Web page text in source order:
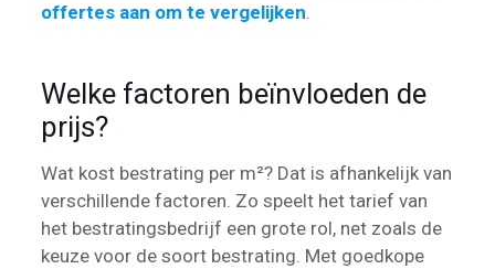
offertes aan om te vergelijken.
Welke factoren beïnvloeden de
prijs?
Wat kost bestrating per m²? Dat is afhankelijk van
verschillende factoren. Zo speelt het tarief van
het bestratingsbedrijf een grote rol, net zoals de
keuze voor de soort bestrating. Met goedkope